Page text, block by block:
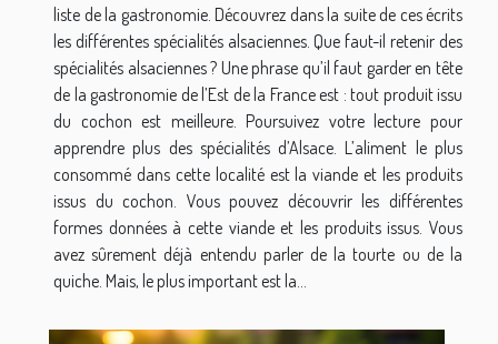
liste de la gastronomie. Découvrez dans la suite de ces écrits
les différentes spécialités alsaciennes. Que faut-il retenir des
spécialités alsaciennes ? Une phrase qu’il faut garder en tête
de la gastronomie de l’Est de la France est : tout produit issu
du cochon est meilleure. Poursuivez votre lecture pour
apprendre plus des spécialités d’Alsace. L’aliment le plus
consommé dans cette localité est la viande et les produits
issus du cochon. Vous pouvez découvrir les différentes
formes données à cette viande et les produits issus. Vous
avez sûrement déjà entendu parler de la tourte ou de la
quiche. Mais, le plus important est la...